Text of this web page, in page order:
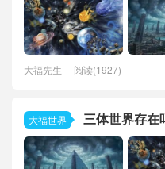
大福先生 阅读(1927)
大福世界 三体世界存在